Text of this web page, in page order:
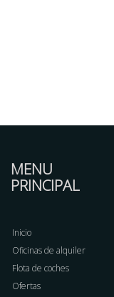
MENU
PRINCIPAL
Inicio
Oficinas de alquiler
Flota de coches
Ofertas